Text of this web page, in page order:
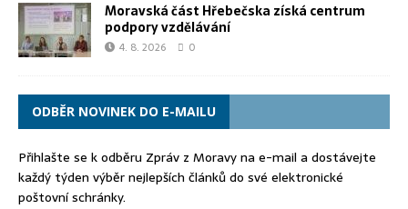
Moravská část Hřebečska získá centrum
podpory vzdělávání
4. 8. 2026 0
ODBĚR NOVINEK DO E-MAILU
Přihlašte se k odběru Zpráv z Moravy na e-mail a dostávejte
každý týden výběr nejlepších článků do své elektronické
poštovní schránky.